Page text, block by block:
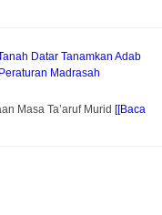
Datar Tanamkan Adab
Madrasah
Masa Ta’aruf Murid [[Baca